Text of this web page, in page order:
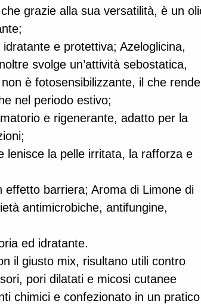
e protettiva; Azeloglicina,
svolge un’attività sebostatica,
è fotosensibilizzante, il che rende
nel periodo estivo;
e rigenerante, adatto per la
lenisce la pelle irritata, la rafforza e
barriera; Aroma di Limone di
antimicrobiche, antifungine,
ed idratante.
il giusto mix, risultano utili contro
pori dilatati e micosi cutanee
chimici e confezionato in un pratico